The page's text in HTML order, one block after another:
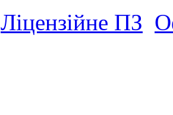
Ліцензійне ПЗ